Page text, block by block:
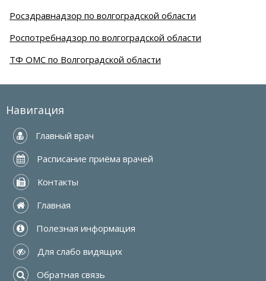
Росздравнадзор по волгоградской области
Роспотребнадзор по волгоградской области
ТФ ОМС по Волгоградской области
Навигация
Главный врач
Расписание приёма врачей
Контакты
Главная
Полезная информация
Для слабо видящих
Обратная связь